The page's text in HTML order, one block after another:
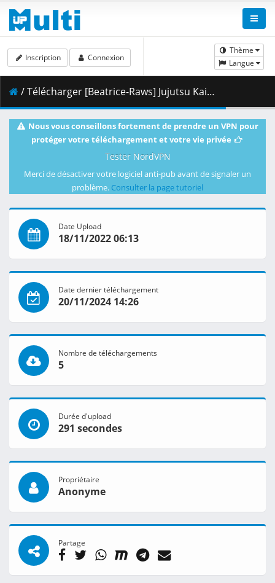
Thème
Langue
Inscription Connexion
/ Télécharger [Beatrice-Raws] Jujutsu Kaisen 0 [BDRip 1920x804 HEVC FLAC].mkv.007 ( 481.58 MB )
Nous vous conseillons fortement de prendre un VPN pour
protéger votre téléchargement et votre vie privée
Tester NordVPN
Merci de désactiver votre logiciel anti-pub avant de signaler un
problème. Consulter la page tutoriel
Date Upload
18/11/2022 06:13
Date dernier téléchargement
20/11/2024 14:26
Nombre de téléchargements
5
Durée d'upload
291 secondes
Propriétaire
Anonyme
Partage